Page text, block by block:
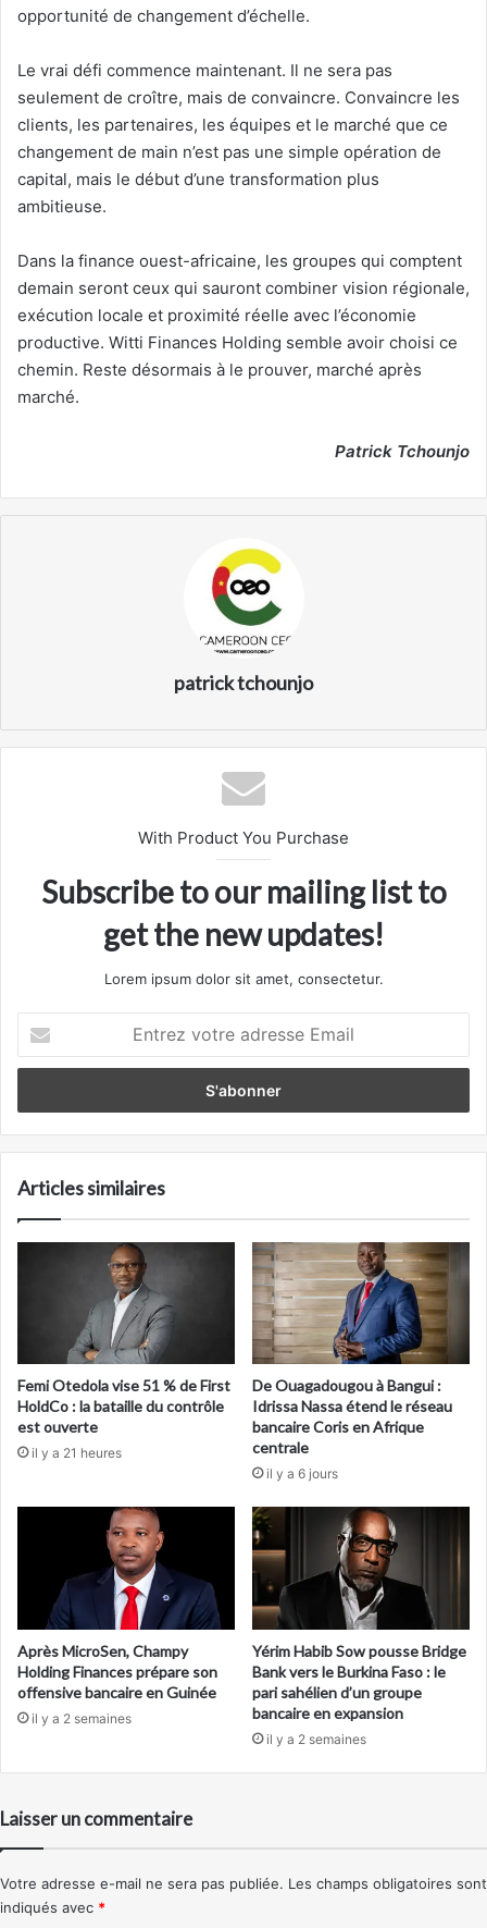
opportunité de changement d’échelle.
Le vrai défi commence maintenant. Il ne sera pas
seulement de croître, mais de convaincre. Convaincre les
clients, les partenaires, les équipes et le marché que ce
changement de main n’est pas une simple opération de
capital, mais le début d’une transformation plus
ambitieuse.
Dans la finance ouest-africaine, les groupes qui comptent
demain seront ceux qui sauront combiner vision régionale,
exécution locale et proximité réelle avec l’économie
productive. Witti Finances Holding semble avoir choisi ce
chemin. Reste désormais à le prouver, marché après
marché.
Patrick Tchounjo
patrick tchounjo
With Product You Purchase
Subscribe to our mailing list to
get the new updates!
Lorem ipsum dolor sit amet, consectetur.
votre
adresse
Articles similaires
Femi Otedola vise 51 % de First
HoldCo : la bataille du contrôle
est ouverte
il y a 21 heures
De Ouagadougou à Bangui :
Idrissa Nassa étend le réseau
bancaire Coris en Afrique
centrale
il y a 6 jours
Après MicroSen, Champy
Holding Finances prépare son
offensive bancaire en Guinée
il y a 2 semaines
Yérim Habib Sow pousse Bridge
Bank vers le Burkina Faso : le
pari sahélien d’un groupe
bancaire en expansion
il y a 2 semaines
Laisser un commentaire
Votre adresse e-mail ne sera pas publiée. Les champs obligatoires sont
indiqués avec *